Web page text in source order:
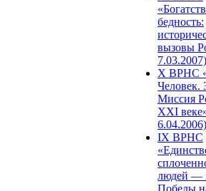
бедность:
вызовы
7.03.2007)
X ВРНС
Человек.
Миссия
XXI
6.04.2006)
IX ВРНС
людей —
Победы